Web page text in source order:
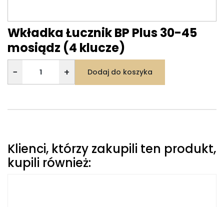
Wkładka Łucznik BP Plus 30-45
mosiądz (4 klucze)
− + Dodaj do koszyka
Klienci, którzy zakupili ten produkt,
kupili również: